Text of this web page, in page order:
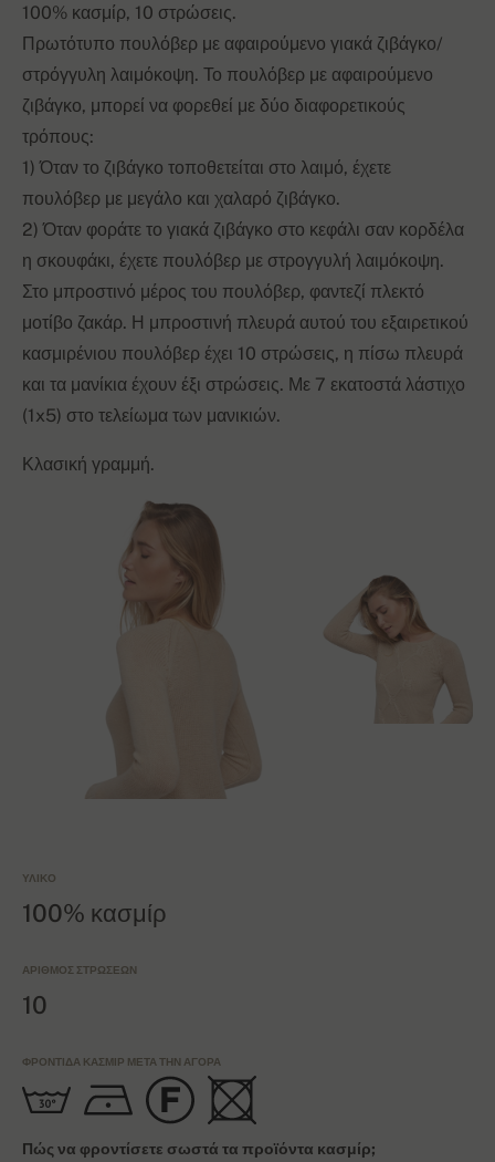
100% κασμίρ, 10 στρώσεις.
Πρωτότυπο πουλόβερ με αφαιρούμενο γιακά ζιβάγκο/
στρόγγυλη λαιμόκοψη. Το πουλόβερ με αφαιρούμενο
ζιβάγκο, μπορεί να φορεθεί με δύο διαφορετικούς
τρόπους:
1) Όταν το ζιβάγκο τοποθετείται στο λαιμό, έχετε
πουλόβερ με μεγάλο και χαλαρό ζιβάγκο.
2) Όταν φοράτε το γιακά ζιβάγκο στο κεφάλι σαν κορδέλα
η σκουφάκι, έχετε πουλόβερ με στρογγυλή λαιμόκοψη.
Στο μπροστινό μέρος του πουλόβερ, φαντεζί πλεκτό
μοτίβο ζακάρ. Η μπροστινή πλευρά αυτού του εξαιρετικού
κασμιρένιου πουλόβερ έχει 10 στρώσεις, η πίσω πλευρά
και τα μανίκια έχουν έξι στρώσεις. Με 7 εκατοστά λάστιχο
(1x5) στο τελείωμα των μανικιών.
Κλασική γραμμή.
ΥΛΙΚΌ
100% κασμίρ
ΑΡΙΘΜΌΣ ΣΤΡΏΣΕΩΝ
10
ΦΡΟΝΤΊΔΑ ΚΑΣΜΊΡ ΜΕΤΆ ΤΗΝ ΑΓΟΡΆ
Πώς να φροντίσετε σωστά τα προϊόντα κασμίρ;